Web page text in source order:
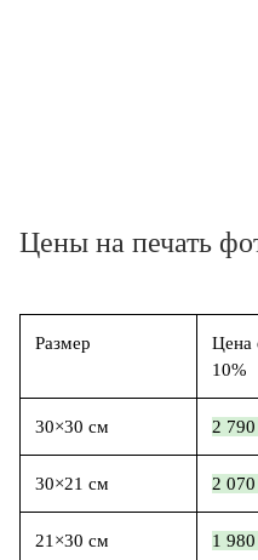
Цены на печать
Размер
Цена
10%
30×30 см 2
30×21 см 2
21×30 см 1